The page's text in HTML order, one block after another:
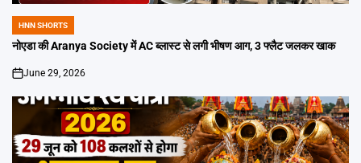
POSTED
IN
HNN SHORTS
नोएडा की Aranya Society में AC ब्लास्ट से लगी भीषण आग, 3 फ्लैट जलकर खाक
on
June 29, 2026